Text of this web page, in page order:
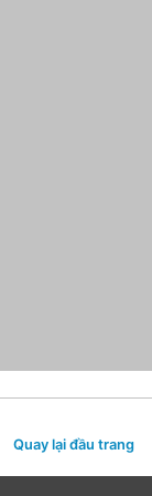
Quay lại đầu trang